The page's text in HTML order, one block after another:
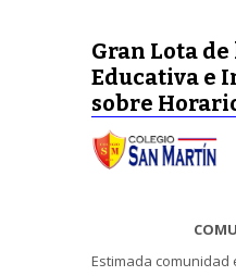
Gran Lota
Educativa e
sobre
Estimada comunidad